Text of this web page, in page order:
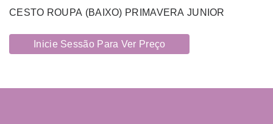
CESTO ROUPA (BAIXO) PRIMAVERA JUNIOR
Inicie Sessão Para Ver Preço